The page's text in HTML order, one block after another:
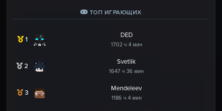
ТОП ИГРАЮЩИХ
1
DED
1702 ч 4 мин
2
Svetlik
1647 ч 36 мин
3
Mendeleev
1186 ч 4 мин